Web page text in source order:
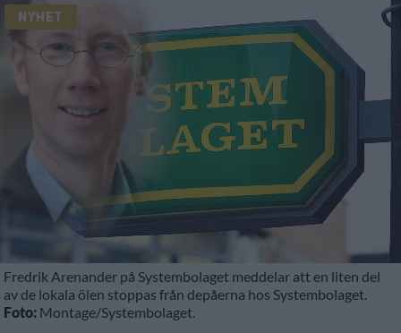
NYHET
Fredrik Arenander på Systembolaget meddelar att en liten del
av de lokala ölen stoppas från depåerna hos Systembolaget.
Foto: Montage/Systembolaget.